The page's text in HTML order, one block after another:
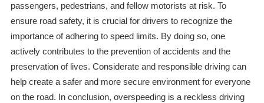
passengers, pedestrians, and fellow motorists at risk. To
ensure road safety, it is crucial for drivers to recognize the
importance of adhering to speed limits. By doing so, one
actively contributes to the prevention of accidents and the
preservation of lives. Considerate and responsible driving can
help create a safer and more secure environment for everyone
on the road. In conclusion, overspeeding is a reckless driving